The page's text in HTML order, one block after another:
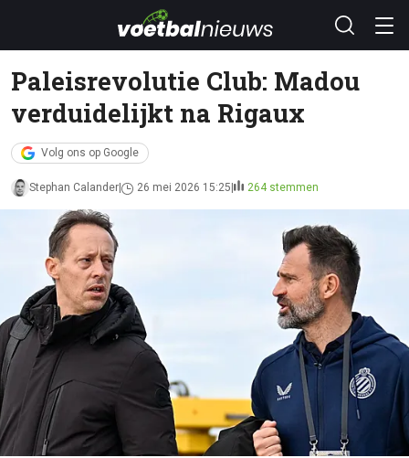
Paleisrevolutie Club: Madou
verduidelijkt na Rigaux
Volg ons op Google
Stephan Calander 26 mei 2026 15:25 264 stemmen